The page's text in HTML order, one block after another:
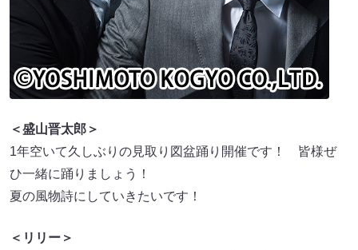
＜盛山晋太郎＞
1年空いて久しぶりの見取り図盆踊り開催です！ 皆様ぜ
ひ一緒に踊りましょう！
夏の風物詩にしていきたいです！
＜リリー＞